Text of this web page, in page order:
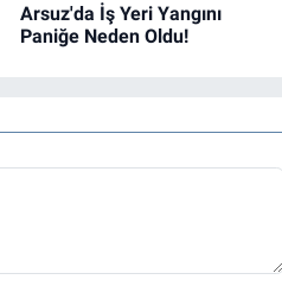
Arsuz'da İş Yeri Yangını
Paniğe Neden Oldu!